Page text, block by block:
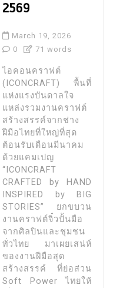
2569
March 19, 2026
0
71 words
ไอคอนคราฟต์
(ICONCRAFT) พื้นที่
แห่งแรงบันดาลใจ
แหล่งรวมงานคราฟต์
สร้างสรรค์จากช่าง
ฝีมือไทยที่ใหญ่ที่สุด
ต้อนรับเดือนมีนาคม
ด้วยแคมเปญ
“ICONCRAFT
CRAFTED by HAND
INSPIRED by BIG
STORIES” ยกขบวน
งานคราฟต์จิ๋วปั้นมือ
จากศิลปินและชุมชน
ทั่วไทย มาเผยเสน่ห์
ของงานฝีมือสุด
สร้างสรรค์ ที่ย่อส่วน
Soft Power ไทยให้